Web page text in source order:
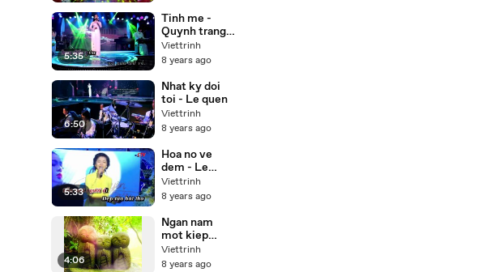
5:35
Tinh me -
Quynh trang (
Karaoke Beat
)
Viettrinh
8 years ago
6:50
Nhat ky doi
toi - Le quen
Viettrinh
8 years ago
5:33
Hoa no ve
dem - Le
quyen
Karaoke
Viettrinh
8 years ago
4:06
Ngan nam
mot kiep
nguoi
Viettrinh
8 years ago